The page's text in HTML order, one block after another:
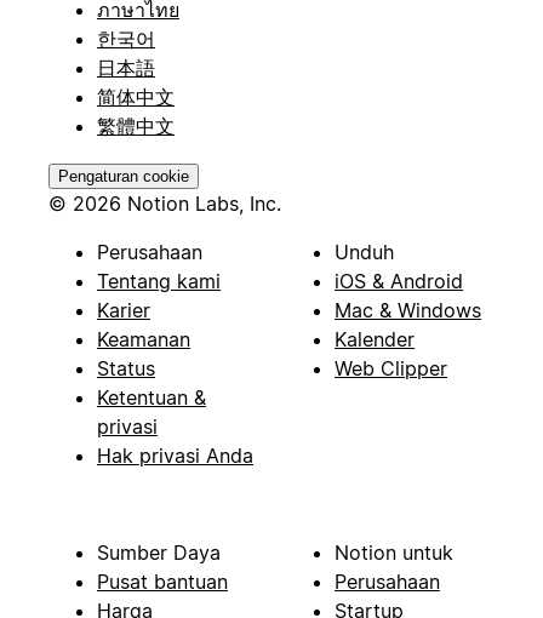
ภาษาไทย
한국어
日本語
简体中文
繁體中文
Pengaturan cookie
© 2026 Notion Labs, Inc.
Perusahaan
Tentang kami
Karier
Keamanan
Status
Ketentuan &
privasi
Hak privasi Anda
Unduh
iOS & Android
Mac & Windows
Kalender
Web Clipper
Sumber Daya
Pusat bantuan
Harga
Notion untuk
Perusahaan
Startup